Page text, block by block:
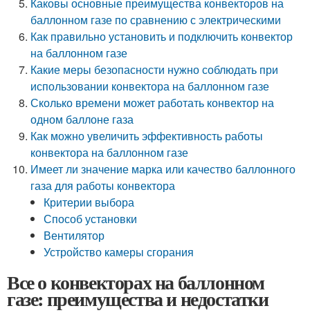
баллонном газе по сравнению с электрическими
Как правильно установить и подключить конвектор
на баллонном газе
Какие меры безопасности нужно соблюдать при
использовании конвектора на баллонном газе
Сколько времени может работать конвектор на
одном баллоне газа
Как можно увеличить эффективность работы
конвектора на баллонном газе
Имеет ли значение марка или качество баллонного
газа для работы конвектора
Критерии выбора
Способ установки
Вентилятор
Устройство камеры сгорания
Все о конвекторах на баллонном
газе: преимущества и недостатки